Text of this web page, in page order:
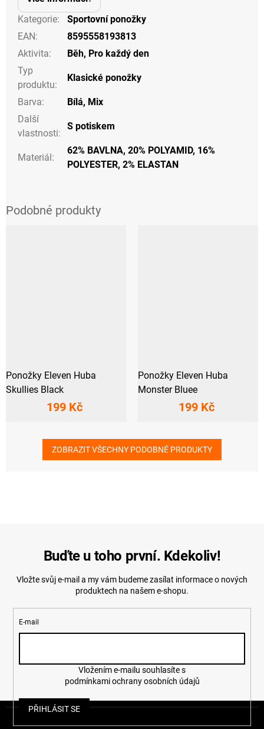
Kategorie:
Sportovní ponožky
EAN:
8595558193813
Aktivita: Běh, Pro každý den
Typ
produktu:
Klasické ponožky
Barva: Bílá, Mix
Další
vlastnosti:
S potiskem
Materiál:
62% BAVLNA, 20% POLYAMID, 16%
POLYESTER, 2% ELASTAN
Ponožky Eleven Huba
Skullies Black
199 Kč
Ponožky Eleven Huba
Monster Bluee
199 Kč
ZOBRAZIT VŠECHNY PODOBNÉ PRODUKTY
Buďte u toho první. Kdekoliv!
Vložte svůj e-mail a my vám budeme zasílat informace o nových
produktech na našem e-shopu.
E-mail
podmínkami ochrany osobních údajů
PŘIHLÁSIT SE